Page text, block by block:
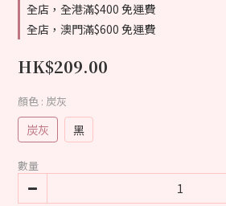
全店，全港滿$400 免運費
全店，澳門滿$600 免運費
HK$209.00
顏色 : 炭灰
炭灰 黑
數量